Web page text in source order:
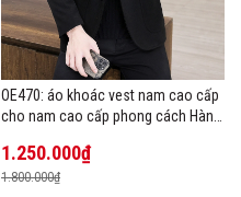
OE470: áo khoác vest nam cao cấp
cho nam cao cấp phong cách Hàn
1.250.000₫
1.800.000₫